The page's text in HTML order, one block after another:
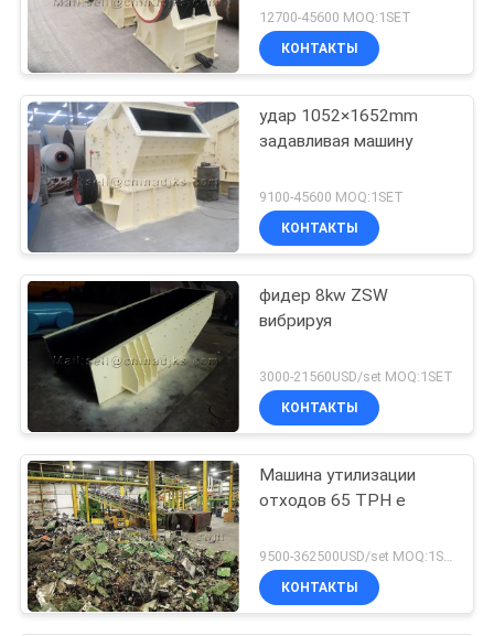
12700-45600 MOQ:1SET
КОНТАКТЫ
удар 1052×1652mm
задавливая машину
9100-45600 MOQ:1SET
КОНТАКТЫ
фидер 8kw ZSW
вибрируя
3000-21560USD/set MOQ:1SET
КОНТАКТЫ
Машина утилизации
отходов 65 TPH e
КОНТАКТЫ